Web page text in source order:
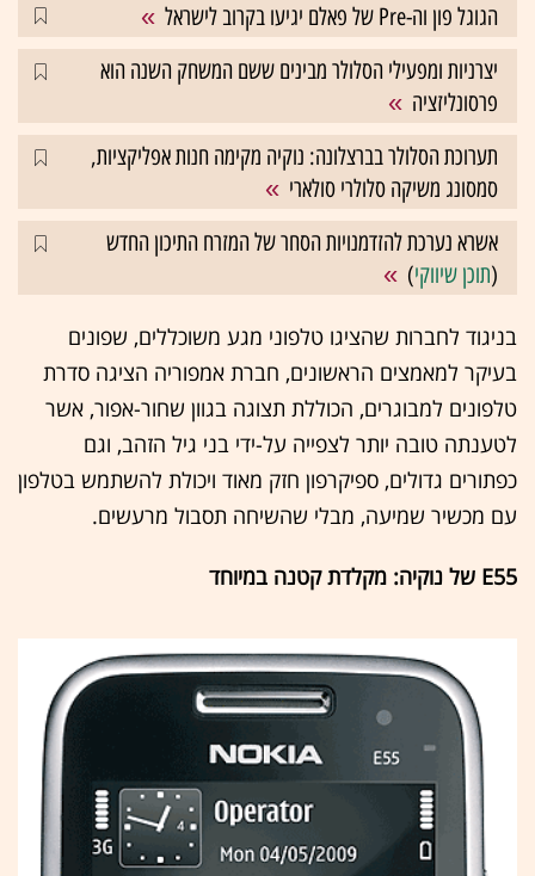
הגוגל פון וה-Pre של פאלם יגיעו בקרוב לישראל
יצרניות ומפעילי הסלולר מבינים ששם המשחק השנה הוא
פרסונליזציה
תערוכת הסלולר בברצלונה: נוקיה מקימה חנות אפליקציות,
סמסונג משיקה סלולרי סולארי
אשרא נערכת להזדמנויות הסחר של המזרח התיכון החדש
(תוכן שיווקי)
בניגוד לחברות שהציגו טלפוני מגע משוכללים, שפונים
בעיקר למאמצים הראשונים, חברת אמפוריה הציגה סדרת
טלפונים למבוגרים, הכוללת תצוגה בגוון שחור-אפור, אשר
לטענתה טובה יותר לצפייה על-ידי בני גיל הזהב, וגם
כפתורים גדולים, ספיקרפון חזק מאוד ויכולת להשתמש בטלפון
עם מכשיר שמיעה, מבלי שהשיחה תסבול מרעשים.
E55 של נוקיה: מקלדת קטנה במיוחד